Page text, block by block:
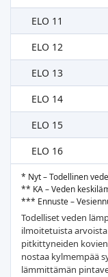
ELO 11
ELO 12
ELO 13
ELO 14
ELO 15
ELO 16
* Nyt – Todellinen
** KA – Veden
*** Ennuste –
Todelliset veden
ilmoitetuista
pitkittyneiden
nostaa kylmempää
lämmittämän